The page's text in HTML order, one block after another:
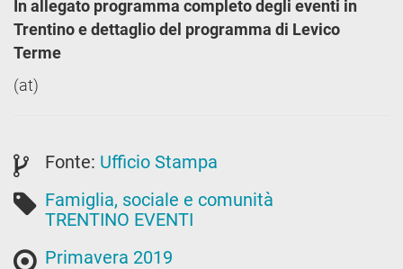
In allegato programma completo degli eventi in
Trentino e dettaglio del programma di Levico
Terme
(at)
Fonte: Ufficio Stampa
Famiglia, sociale e comunità
TRENTINO EVENTI
Primavera 2019